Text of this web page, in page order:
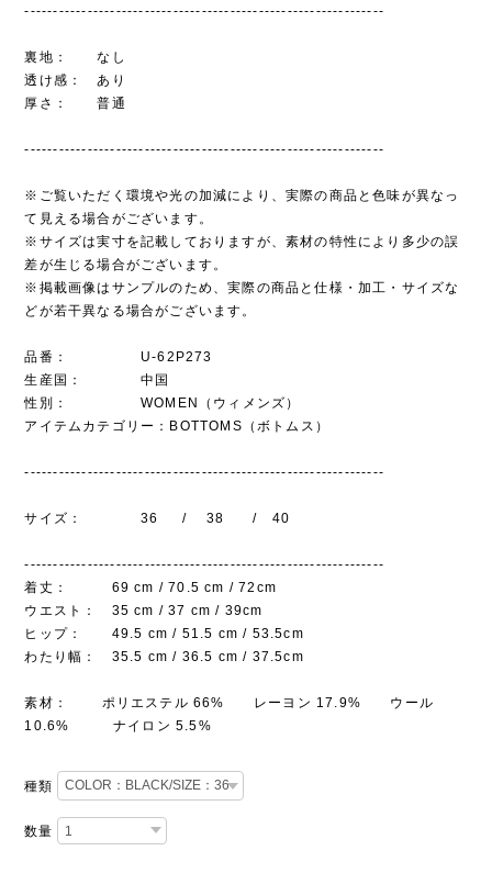
---------------------------------------------------------------
裏地： なし
透け感： あり
厚さ： 普通
---------------------------------------------------------------
※ご覧いただく環境や光の加減により、実際の商品と色味が異なっ
て見える場合がございます。
※サイズは実寸を記載しておりますが、素材の特性により多少の誤
差が生じる場合がございます。
※掲載画像はサンプルのため、実際の商品と仕様・加工・サイズな
どが若干異なる場合がございます。
品番： U-62P273
生産国： 中国
性別： WOMEN（ウィメンズ）
アイテムカテゴリー：BOTTOMS（ボトムス）
---------------------------------------------------------------
サイズ： 36 / 38 / 40
---------------------------------------------------------------
着丈： 69 cm / 70.5 cm / 72cm
ウエスト： 35 cm / 37 cm / 39cm
ヒップ： 49.5 cm / 51.5 cm / 53.5cm
わたり幅： 35.5 cm / 36.5 cm / 37.5cm
素材： ポリエステル 66% レーヨン 17.9% ウール
10.6% ナイロン 5.5%
種類
数量